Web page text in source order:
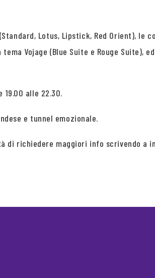
Lotus, Lipstick, Red Orient), le
Vojage (Blue Suite e Rouge Suite),
alle 22.30.
e tunnel emozionale.
di richiedere maggiori info scrivendo a